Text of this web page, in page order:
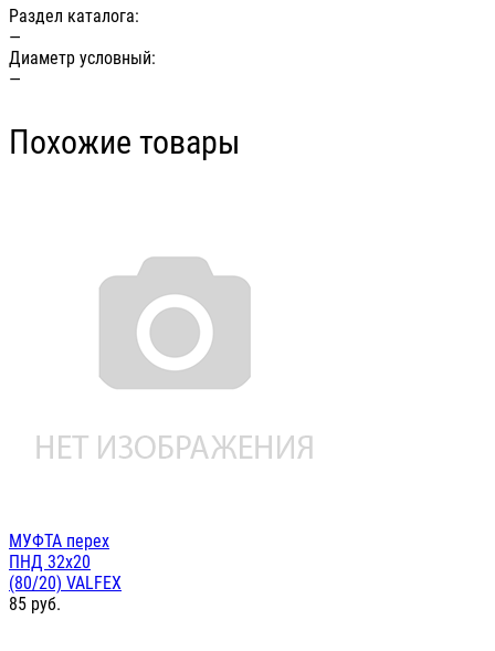
Раздел каталога:
—
Диаметр условный:
—
Похожие товары
МУФТА перех
ПНД 32х20
(80/20) VALFEX
85 руб.